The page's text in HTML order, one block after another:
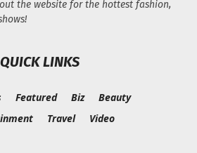
the website for the hottest fashion,
QUICK LINKS
Featured Biz
Beauty
Travel Video